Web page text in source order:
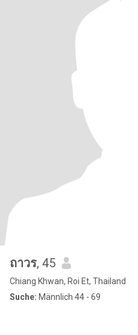
ถาวร, 45
Chiang Khwan, Roi Et, Thailand
Suche: Männlich 44 - 69